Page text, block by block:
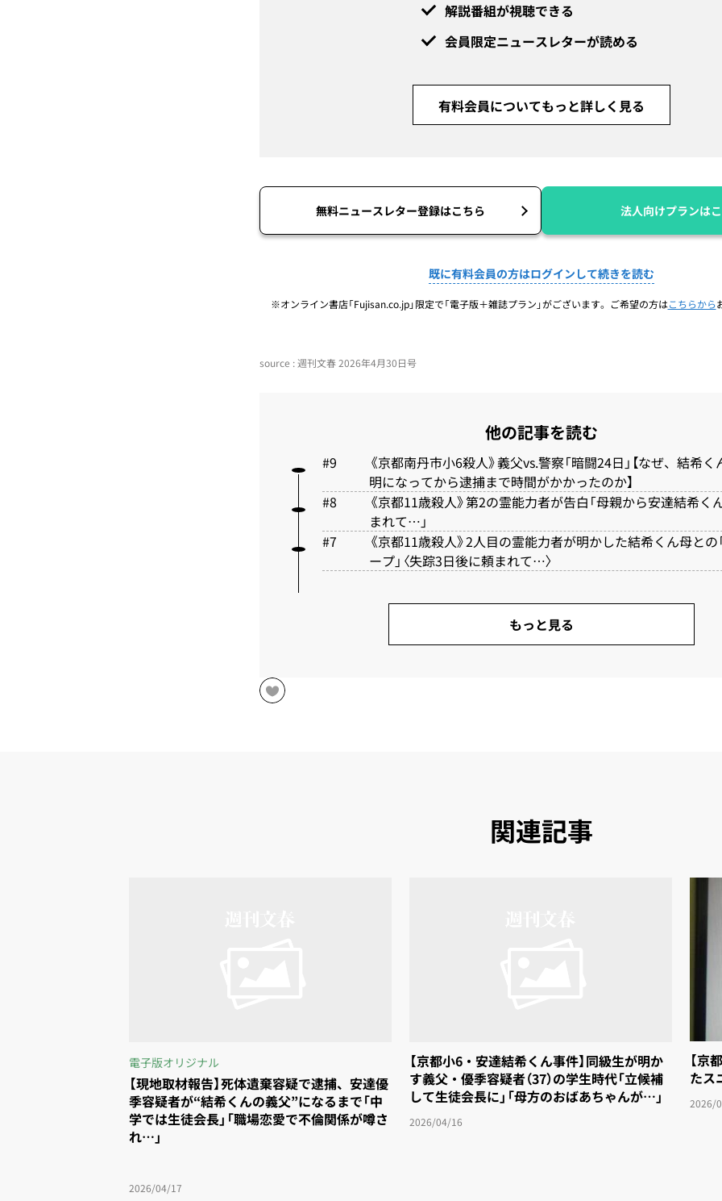
解説番組が視聴できる
会員限定ニュースレターが読める
有料会員についてもっと詳しく見る
無料ニュースレター登録はこちら 法人向けプランは
既に有料会員の方はログインして続きを読む
※オンライン書店「Fujisan.co.jp」限定で「電子版＋雑誌プラン」がございます。ご希望の方はこちらから
source : 週刊文春 2026年4月30日号
他の記事を読む
《京都南丹市小6殺人》義父vs.警察「暗闘24日」【なぜ、結希
明になってから逮捕まで時間がかかったのか】
《京都11歳殺人》第2の霊能力者が告白「母親から安達結希く
まれて…」
《京都11歳殺人》2人目の霊能力者が明かした結希くん母との
ープ」〈失踪3日後に頼まれて…〉
もっと見る
関連記事
電子版オリジナル
【現地取材報告】死体遺棄容疑で逮捕、安達優
季容疑者が“結希くんの義父”になるまで「中
学では生徒会長」「職場恋愛で不倫関係が噂さ
れ…」
2026/04/17
【京都小6・安達結希くん事件】同級生が明か
す義父・優季容疑者（37）の学生時代「立候補
して生徒会長に」「母方のおばあちゃんが…」
2026/04/16
【京
たス
2026/